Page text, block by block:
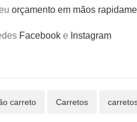
orçamento em mãos
Facebook e Instagram
carreto Carretos